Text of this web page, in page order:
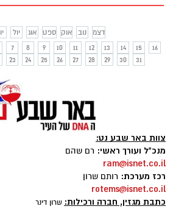
לא דיבר בפומבי -
התפקיד שעבר
אותו ואפילו על
בלעדי לבאר שבע
יול אוג ספט אוק נוב
דצמ
7 8 9 10 11 12 13 14 15
16
23 24 25 26 27 28 29 30 31
צוות באר שבע נט:
מנכ"ל ועורך ראשי: רם שהם
ram@isnet.co.il
רכז מערכת: רותם שרון
rotems@isnet.co.il
כתבת מגזין, חברה ורכילות: שרון דינר